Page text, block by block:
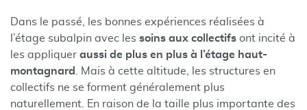
Dans le passé, les bonnes expériences réalisées à
l’étage subalpin avec les soins aux collectifs ont incité à
les appliquer aussi de plus en plus à l’étage haut-
montagnard
. Mais à cette altitude, les structures en
collectifs ne se forment généralement plus
naturellement. En raison de la taille plus importante des